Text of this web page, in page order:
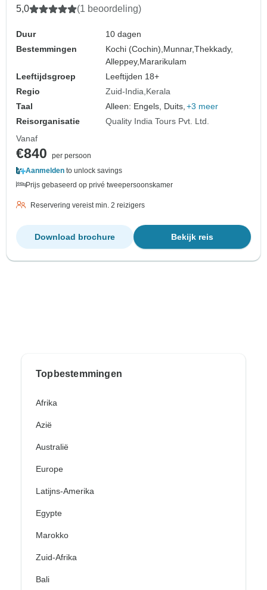
5,0 (1 beoordeling)
Duur
10 dagen
Bestemmingen
Kochi (Cochin),Munnar,Thekkady,
Alleppey,Mararikulam
Leeftijdsgroep
Leeftijden 18+
Regio
Zuid-India Kerala
Taal
Alleen: Engels, Duits, +3 meer
Reisorganisatie
Quality India Tours Pvt. Ltd.
Vanaf
€840
per persoon
Aanmelden to unlock savings
Prijs gebaseerd op privé tweepersoonskamer
Reservering vereist min. 2 reizigers
Bekijk reis
Download brochure
Topbestemmingen
Afrika
Azië
Australië
Europe
Latijns-Amerika
Egypte
Marokko
Zuid-Afrika
Bali